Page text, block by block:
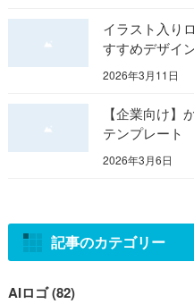
イラスト入り
すすめデザイ
2026年3月11日
【企業向け】
テンプレート
2026年3月6日
記事のカテゴリー
AIロゴ (82)